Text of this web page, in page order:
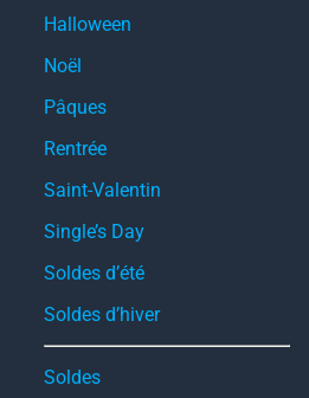
Halloween
Noël
Pâques
Rentrée
Saint-Valentin
Single’s Day
Soldes d’été
Soldes d’hiver
Soldes